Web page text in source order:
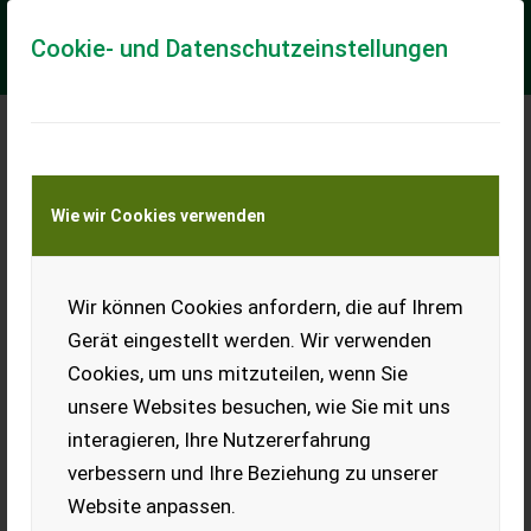
Cookie- und Datenschutzeinstellungen
Wie wir Cookies verwenden
Wir können Cookies anfordern, die auf Ihrem
Gerät eingestellt werden. Wir verwenden
Cookies, um uns mitzuteilen, wenn Sie
unsere Websites besuchen, wie Sie mit uns
interagieren, Ihre Nutzererfahrung
verbessern und Ihre Beziehung zu unserer
Website anpassen.
Meine Transportkostenanfrage
Transport von Land- und Baumaschinen –
KEINE Tiertransporte
Schäffer 2024 S
BULLA Landtechnik
Dieselmotor Kubota mit 25 PS + Hydrostatischer Allradantrieb
mit automotiver Steuerung + Bereifung 7.0...
EUR 0